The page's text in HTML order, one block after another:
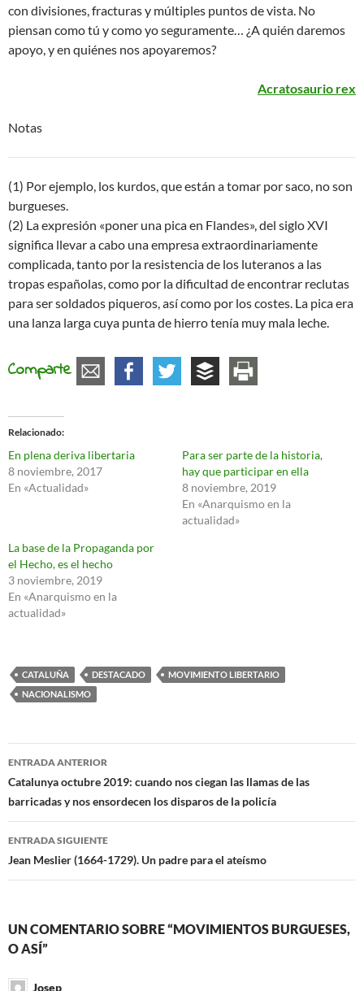
con divisiones, fracturas y múltiples puntos de vista. No
piensan como tú y como yo seguramente… ¿A quién daremos
apoyo, y en quiénes nos apoyaremos?
Acratosaurio rex
Notas
(1) Por ejemplo, los kurdos, que están a tomar por saco, no son
burgueses.
(2) La expresión «poner una pica en Flandes», del siglo XVI
significa llevar a cabo una empresa extraordinariamente
complicada, tanto por la resistencia de los luteranos a las
tropas españolas, como por la dificultad de encontrar reclutas
para ser soldados piqueros, así como por los costes. La pica era
una lanza larga cuya punta de hierro tenía muy mala leche.
Comparte
Relacionado
En plena deriva libertaria
8 noviembre, 2017
En «Actualidad»
Para ser parte de la historia,
hay que participar en ella
8 noviembre, 2019
En «Anarquismo en la
actualidad»
La base de la Propaganda por
el Hecho, es el hecho
3 noviembre, 2019
En «Anarquismo en la
actualidad»
CATALUÑA DESTACADO
MOVIMIENTO LIBERTARIO
NACIONALISMO
Navegación
de
entradas
ENTRADA ANTERIOR
Catalunya octubre 2019: cuando nos ciegan las llamas de las
barricadas y nos ensordecen los disparos de la policía
ENTRADA SIGUIENTE
Jean Meslier (1664-1729). Un padre para el ateísmo
UN COMENTARIO SOBRE “MOVIMIENTOS BURGUESES,
O ASÍ”
Josep